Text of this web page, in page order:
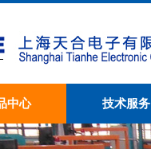
中心 技术服务